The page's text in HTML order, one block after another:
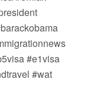
#e1visa
#wat